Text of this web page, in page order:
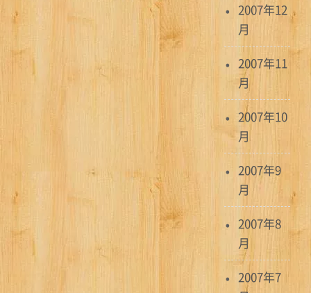
2007年12
月
2007年11
月
2007年10
月
2007年9
月
2007年8
月
2007年7